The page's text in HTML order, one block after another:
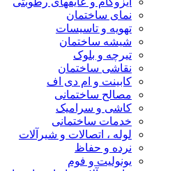
نمای ساختمان
تهویه و تاسیسات
شیشه ساختمان
تیرچه و بلوک
نقاشی ساختمان
کابینت و ام دی اف
مصالح ساختمانی
کاشی و سرامیک
خدمات ساختمانی
لوله ، اتصالات و شیرآلات
نرده و حفاظ
یونولیت و فوم